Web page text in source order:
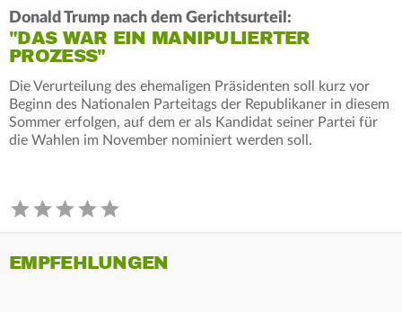
Donald Trump nach dem Gerichtsurteil:
"DAS WAR EIN MANIPULIERTER
PROZESS"
Die Verurteilung des ehemaligen Präsidenten soll kurz vor
Beginn des Nationalen Parteitags der Republikaner in diesem
Sommer erfolgen, auf dem er als Kandidat seiner Partei für
die Wahlen im November nominiert werden soll.
EMPFEHLUNGEN